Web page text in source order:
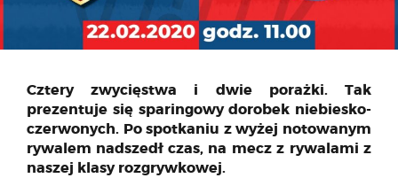
Cztery zwycięstwa i dwie porażki. Tak
prezentuje się sparingowy dorobek niebiesko-
czerwonych. Po spotkaniu z wyżej notowanym
rywalem nadszedł czas, na mecz z rywalami z
naszej klasy rozgrywkowej.